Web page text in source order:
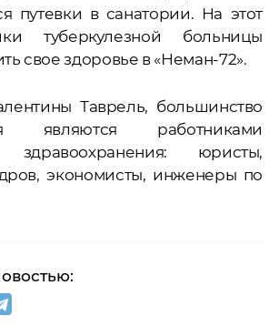
путевки в санатории. На этот
туберкулезной больницы
свое здоровье в «Неман-72».
Таврель, большинство
являются работниками
здравоохранения: юристы,
экономисты, инженеры по